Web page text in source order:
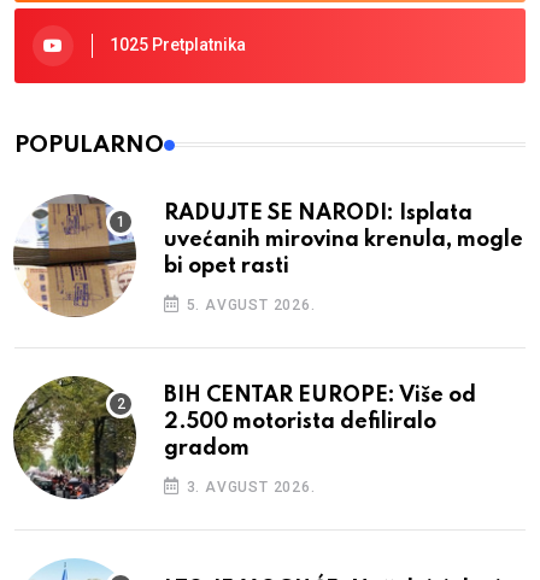
1025 Pretplatnika
POPULARNO
RADUJTE SE NARODI: Isplata
uvećanih mirovina krenula, mogle
bi opet rasti
5. AVGUST 2026.
BIH CENTAR EUROPE: Više od
2.500 motorista defiliralo
gradom
3. AVGUST 2026.